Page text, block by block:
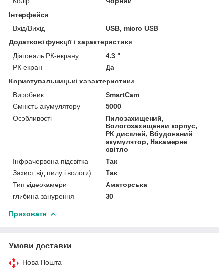
Інтерфейси
Вхід/Вихід
USB, micro USB
Додаткові функції і характеристики
Діагональ РК-екрану
4.3 "
РК-екран
Да
Користувальницькі характеристики
Виробник
SmartCam
Ємність акумулятору
5000
Особливості
Пилозахищений,
Вологозахищений корпус,
РК дисплей, Вбудований
акумулятор, Накамерне
світло
Інфрачервона підсвітка
Так
Захист від пилу і вологи)
Так
Тип відеокамери
Аматорська
глибина занурення
30
Приховати
Умови доставки
Нова Пошта